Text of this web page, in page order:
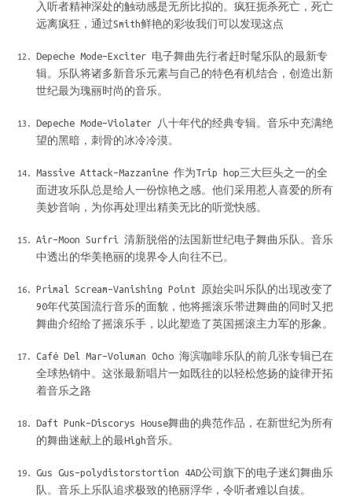
入听者精神深处的触动感是无所比拟的。疯狂扼杀死亡，死亡
远离疯狂，通过Smith鲜艳的彩妆我们可以发现这点
Depeche Mode–Exciter 电子舞曲先行者赶时髦乐队的最新专
辑。乐队将诸多新音乐元素与自己的特色有机结合，创造出新
世纪最为瑰丽时尚的音乐。
Depeche Mode–Violater 八十年代的经典专辑。音乐中充满绝
望的黑暗，刺骨的冰冷冷漠。
Massive Attack–Mazzanine 作为Trip hop三大巨头之一的全
面进攻乐队总是给人一份惊艳之感。他们采用惹人喜爱的所有
美妙音响，为你再处理出精美无比的听觉快感。
Air–Moon Surfri 清新脱俗的法国新世纪电子舞曲乐队。音乐
中透出的华美艳丽的境界令人向往不已。
Primal Scream–Vanishing Point 原始尖叫乐队的出现改变了
90年代英国流行音乐的面貌，他将摇滚乐带进舞曲的同时又把
舞曲介绍给了摇滚乐手，以此塑造了英国摇滚主力军的形象。
Café Del Mar–Voluman Ocho 海滨咖啡乐队的前几张专辑已在
全球热销中。这张最新唱片一如既往的以轻松悠扬的旋律开拓
着音乐之路
Daft Punk–Discorys House舞曲的典范作品，在新世纪为所有
的舞曲迷献上的最High音乐。
Gus Gus–polydistorstortion 4AD公司旗下的电子迷幻舞曲乐
队。音乐上乐队追求极致的艳丽浮华，令听者难以自拔。